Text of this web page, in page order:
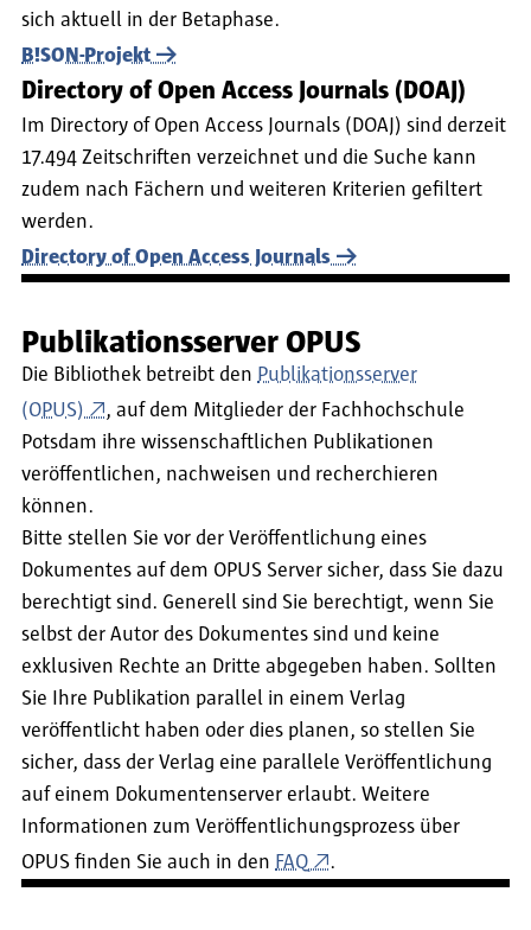
sich aktuell in der Betaphase.
B!SON-Projekt
Directory of Open Access Journals (DOAJ)
Im Directory of Open Access Journals (DOAJ) sind derzeit
17.494 Zeitschriften verzeichnet und die Suche kann
zudem nach Fächern und weiteren Kriterien gefiltert
werden.
Directory of Open Access Journals
Publikationsserver OPUS
Die Bibliothek betreibt den Publikationsserver
(OPUS)
, auf dem Mitglieder der Fachhochschule
Potsdam ihre wissenschaftlichen Publikationen
veröffentlichen, nachweisen und recherchieren
können.
Bitte stellen Sie vor der Veröffentlichung eines
Dokumentes auf dem OPUS Server sicher, dass Sie dazu
berechtigt sind. Generell sind Sie berechtigt, wenn Sie
selbst der Autor des Dokumentes sind und keine
exklusiven Rechte an Dritte abgegeben haben. Sollten
Sie Ihre Publikation parallel in einem Verlag
veröffentlicht haben oder dies planen, so stellen Sie
sicher, dass der Verlag eine parallele Veröffentlichung
auf einem Dokumentenserver erlaubt. Weitere
Informationen zum Veröffentlichungsprozess über
OPUS finden Sie auch in den FAQ .